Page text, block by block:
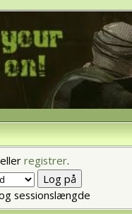
eller registrer.
sessionslængde